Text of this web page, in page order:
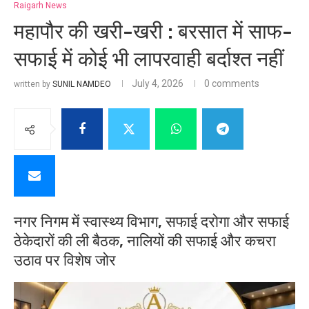
Raigarh News
महापौर की खरी-खरी : बरसात में साफ-
सफाई में कोई भी लापरवाही बर्दाश्त नहीं
written by SUNIL NAMDEO July 4, 2026 0 comments
नगर निगम में स्वास्थ्य विभाग, सफाई दरोगा और सफाई
ठेकेदारों की ली बैठक, नालियों की सफाई और कचरा
उठाव पर विशेष जोर